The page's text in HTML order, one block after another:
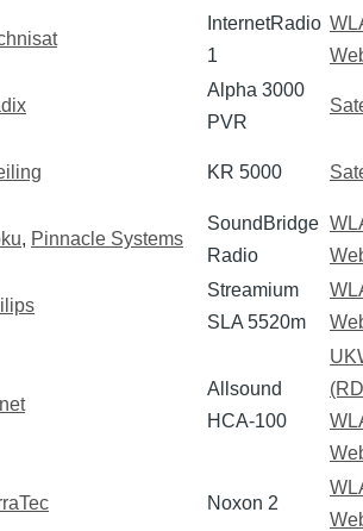
InternetRadio
1
Alpha 3000
PVR
KR 5000
, Pinnacle Systems
SoundBridge
Radio
Streamium
SLA 5520m
Allsound
HCA-100
Noxon 2